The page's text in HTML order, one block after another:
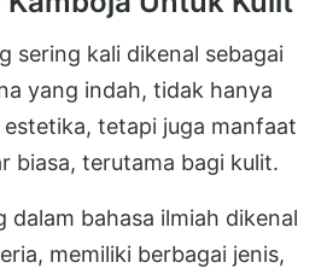
sering kali dikenal sebagai
yang indah, tidak hanya
tetapi juga manfaat
biasa, terutama bagi kulit.
dalam bahasa ilmiah dikenal
memiliki berbagai jenis,